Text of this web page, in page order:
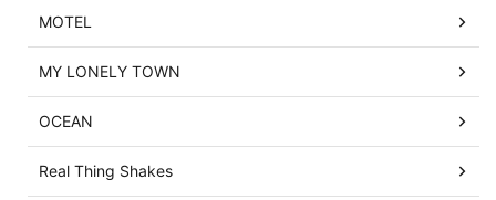
MOTEL
MY LONELY TOWN
OCEAN
Real Thing Shakes